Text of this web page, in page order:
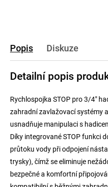
Popis Diskuze
Detailní popis
Rychlospojka STOP pro 3/4"
zahradní zavlažovací systémy
usnadňuje manipulaci s
Díky integrované STOP funkci
průtoku vody při odpojení
trysky), čímž se eliminuje
bezpečné a komfortní